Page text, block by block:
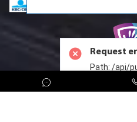
> Optical drive
> Flashcards
Request
Path: /api/